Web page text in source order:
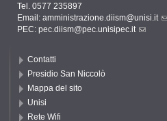
Tel. 0577 235897
Email: amministrazione.diism@unisi.it
PEC: pec.diism@pec.unisipec.it
Contatti
Presidio San Niccolò
Mappa del sito
Unisi
Rete Wifi